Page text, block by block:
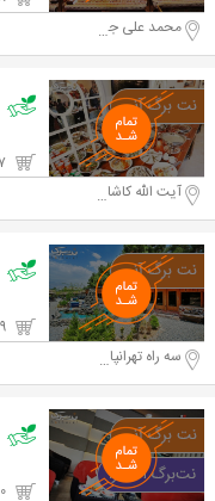
محمد علی جناح
آیت الله کاشانی
سه راه تهرانپارس